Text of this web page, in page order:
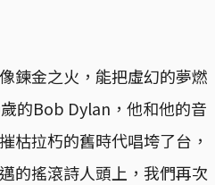
鍊金之火，能把虛幻的夢燃
的Bob Dylan，他和他的音
枯拉朽的舊時代唱垮了台，
的搖滾詩人頭上，我們再次